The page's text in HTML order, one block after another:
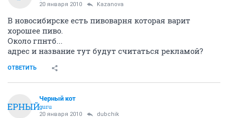
20 января 2010 Kazanova
В новосибирске есть пивоварня которая варит
хорошее пиво.
Около гпнтб...
адрес и название тут будут считаться рекламой?
ОТВЕТИТЬ
ЧЕРНЫЙ
Черный кот
guru
20 января 2010 dubchik